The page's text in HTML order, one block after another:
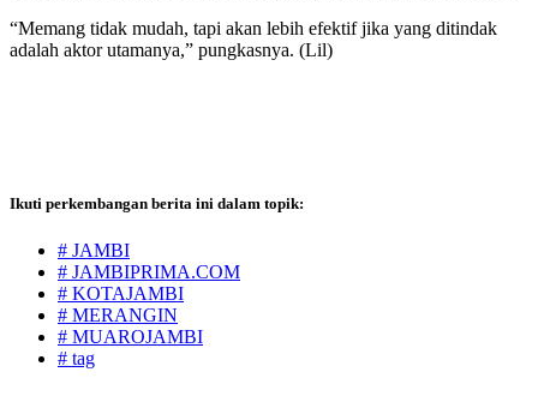
“Memang tidak mudah, tapi akan lebih efektif jika yang ditindak
adalah aktor utamanya,” pungkasnya. (Lil)
Ikuti perkembangan berita ini dalam topik:
# JAMBI
# JAMBIPRIMA.COM
# KOTAJAMBI
# MERANGIN
# MUAROJAMBI
# tag